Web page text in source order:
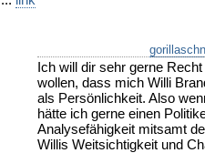
Ich will dir sehr gerne
wollen, dass mich Willi
als Persönlichkeit. Also
hätte ich gerne einen
Analysefähigkeit mitsamt
Willis Weitsichtigkeit und